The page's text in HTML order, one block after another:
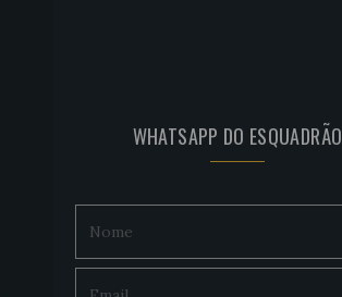
WHATSAPP DO ESQUADRÃO